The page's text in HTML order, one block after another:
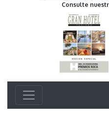
Consulte